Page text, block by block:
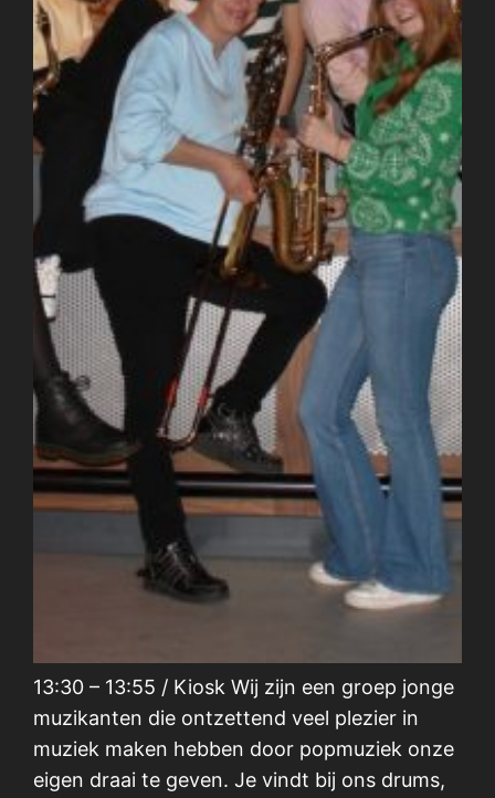
13:30 – 13:55 / Kiosk Wij zijn een groep jonge
muzikanten die ontzettend veel plezier in
muziek maken hebben door popmuziek onze
eigen draai te geven. Je vindt bij ons drums,